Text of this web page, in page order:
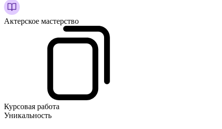
Актерское мастерство
Курсовая работа
Уникальность